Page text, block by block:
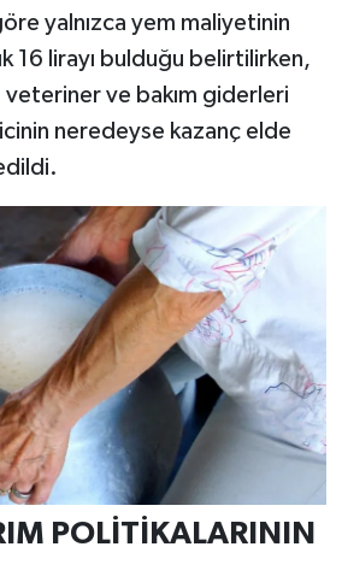
yalnızca yem maliyetinin
16 lirayı bulduğu belirtilirken,
ve bakım giderleri
neredeyse kazanç elde
POLİTİKALARININ